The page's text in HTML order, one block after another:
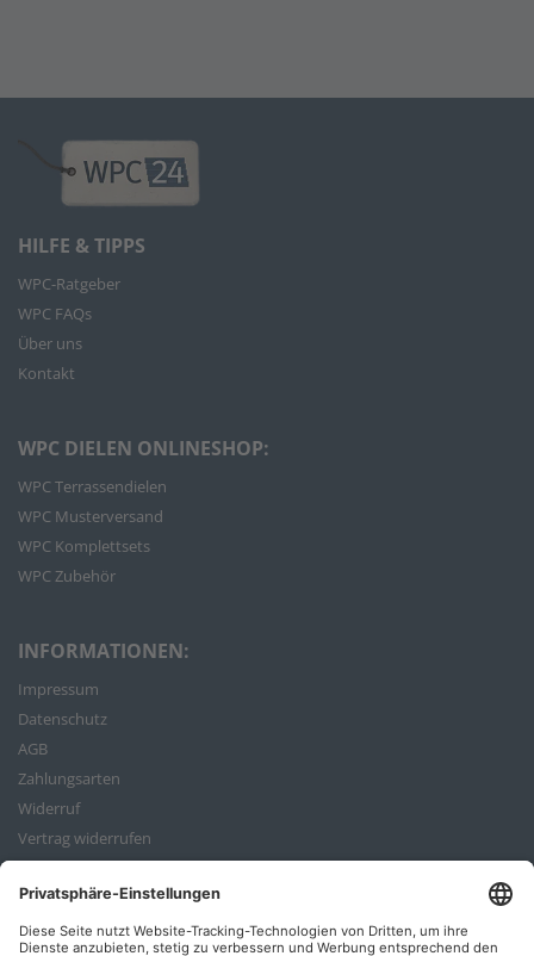
HILFE & TIPPS
WPC-Ratgeber
WPC FAQs
Über uns
Kontakt
WPC DIELEN ONLINESHOP:
WPC Terrassendielen
WPC Musterversand
WPC Komplettsets
WPC Zubehör
INFORMATIONEN:
Impressum
Datenschutz
AGB
Zahlungsarten
Widerruf
Vertrag widerrufen
Bestellvorgang
ZAHLUNGSARTEN: